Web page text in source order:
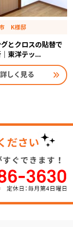
K様邸
とクロスの貼替で
東洋テッ...
詳しく見る